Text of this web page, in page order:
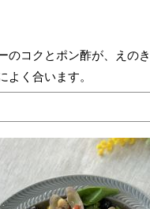
のコクとポン酢が、えの
よく合います。